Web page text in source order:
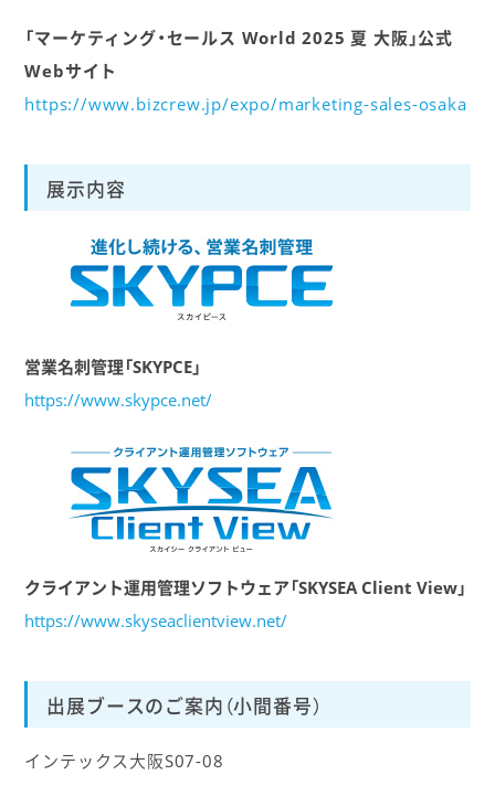
「マーケティング・セールス World 2025 夏 大阪」公式
Webサイト
https://www.bizcrew.jp/expo/marketing-sales-osaka
展示内容
営業名刺管理「SKYPCE」
https://www.skypce.net/
クライアント運用管理ソフトウェア「SKYSEA Client View」
https://www.skyseaclientview.net/
出展ブースのご案内（小間番号）
インテックス大阪S07-08